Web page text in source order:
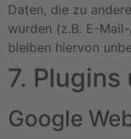
Daten, die zu
wurden (z.B. E-
bleiben hiervon
7. Plugins
Google